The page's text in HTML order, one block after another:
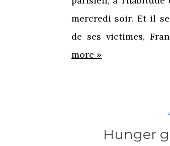
mercredi soir. Et il
de ses victimes,
more »
Hunger